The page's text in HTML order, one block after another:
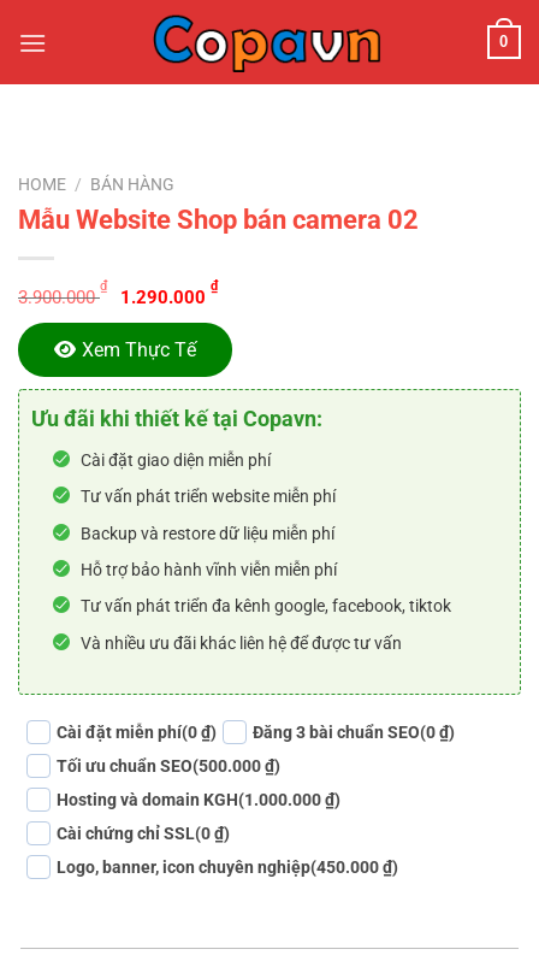
đến
0
HOME / BÁN HÀNG
Mẫu Website Shop bán camera 02
3.900.000
₫
Original
price
was:
3.900.000 ₫.
1.290.000
₫Current
price
is:
1.290.000 ₫.
Xem Thực Tế
Ưu đãi khi thiết kế tại Copavn:
Cài đặt giao diện miễn phí
Tư vấn phát triển website miễn phí
Backup và restore dữ liệu miễn phí
Hỗ trợ bảo hành vĩnh viễn miễn phí
Tư vấn phát triển đa kênh google, facebook, tiktok
Và nhiều ưu đãi khác liên hệ để được tư vấn
Cài đặt miễn phí(0 ₫) Đăng 3 bài chuẩn SEO(0 ₫)
Tối ưu chuẩn SEO(500.000 ₫)
Hosting và domain KGH(1.000.000 ₫)
Cài chứng chỉ SSL(0 ₫)
Logo, banner, icon chuyên nghiệp(450.000 ₫)